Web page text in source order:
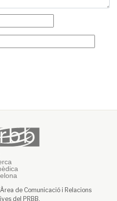
de Comunicació i Relacions
del PRBB.